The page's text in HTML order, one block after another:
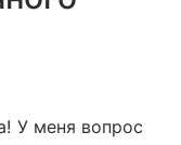
У меня вопрос